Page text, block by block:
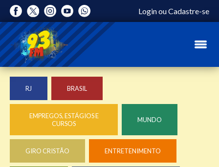
LoginouCadastre-se
RJ BRASIL
EMPREGOS, ESTÁGIOS E
CURSOS
MUNDO
GIRO CRISTÃO ENTRETENIMENTO